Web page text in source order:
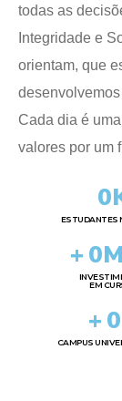
todas as
Integridade e
orientam, que
Cada dia é
valores por um
0
ESTUDANTES
+ 0
EM
+ 0
CAMPUS